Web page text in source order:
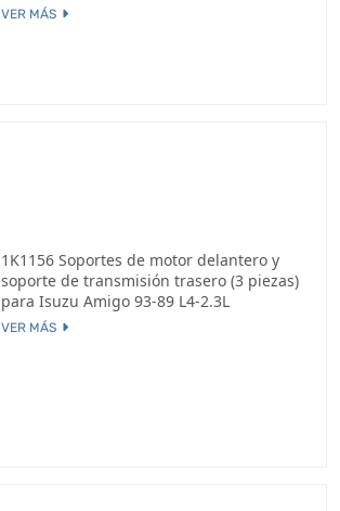
VER MÁS
1K1156 Soportes de motor delantero y
soporte de transmisión trasero (3 piezas)
para Isuzu Amigo 93-89 L4-2.3L
VER MÁS